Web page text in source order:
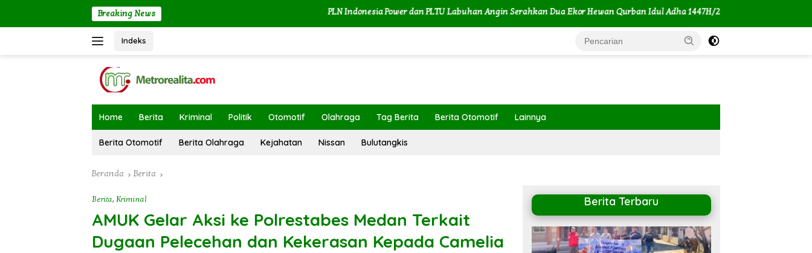
Breaking News PLN Indonesia Power dan PLTU Labuhan Angin Serahkan Dua Ekor Hewan Qurban Idul Adha 1447H/2026M
Indeks
Home Berita Kriminal Politik Otomotif Olahraga Tag Berita Berita Otomotif Lainnya
Berita Otomotif Berita Olahraga Kejahatan Nissan Bulutangkis
Beranda Berita
Berita, Kriminal
AMUK Gelar Aksi ke Polrestabes Medan Terkait
Dugaan Pelecehan dan Kekerasan Kepada Camelia
Berita Terbaru